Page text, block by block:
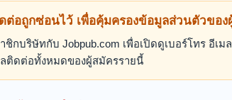
ต่อถูกซ่อนไว้ เพื่อคุ้มครองข้อมูลส่วนตัวของ
ชิกบริษัทกับ Jobpub.com เพื่อเปิดดูเบอร์โทร อีเมล
ติดต่อทั้งหมดของผู้สมัครรายนี้